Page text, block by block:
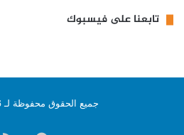
تابعنا على فيسبوك
جميع الحقوق محفوظة لـ adu© 2026